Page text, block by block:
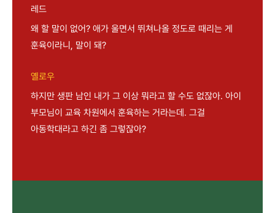
레드
왜 할 말이 없어? 애가 울면서 뛰쳐나올 정도로 때리는 게
훈육이라니, 말이 돼?
옐로우
하지만 생판 남인 내가 그 이상 뭐라고 할 수도 없잖아. 아이
부모님이 교육 차원에서 훈육하는 거라는데. 그걸
아동학대라고 하긴 좀 그렇잖아?